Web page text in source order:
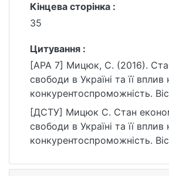
Кінцева сторінка :
35
Цитування :
[APA 7] Мицюк, С. (2016).
свободи в Україні та її вплив
конкурентоспроможність.
Київського національного
імені Тараса Шевченка.
30–35. https://doi.org/10.17721/
2667.2016/186-9/4
[ДСТУ] Мицюк С. Стан
свободи в Україні та її вплив
конкурентоспроможність.
імені Тараса Шевченка.